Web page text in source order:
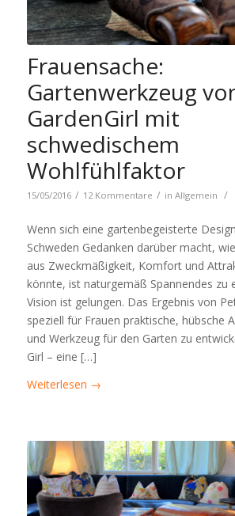
Frauensache:
Gartenwerkzeug
GardenGirl mit
schwedischem
Wohlfühlfaktor
15/05/2016 / 12 Kommentare / in Allgemein /
Wenn sich eine gartenbegeisterte
Schweden Gedanken darüber macht,
aus Zweckmäßigkeit, Komfort und
könnte, ist naturgemäß Spannendes zu
Vision ist gelungen. Das Ergebnis von
speziell für Frauen praktische, hübsche
und Werkzeug für den Garten zu
Girl – eine […]
Weiterlesen →